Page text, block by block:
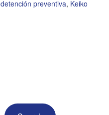
detención preventiva, Keiko